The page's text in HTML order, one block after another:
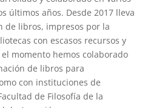
últimos años. Desde 2017 lleva
de libros, impresos por la
con escasos recursos y
momento hemos colaborado
de libros para
con instituciones de
de Filosofía de la